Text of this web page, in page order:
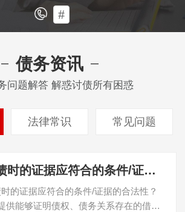
#
债务资讯
问题解答 解惑讨债所有困惑
法律常识 常见问题
追债时的证据应符合的条件/证据的合法性？
的证据应符合的条件/证据的合法性？
供能够证明债权、债务关系存在的借